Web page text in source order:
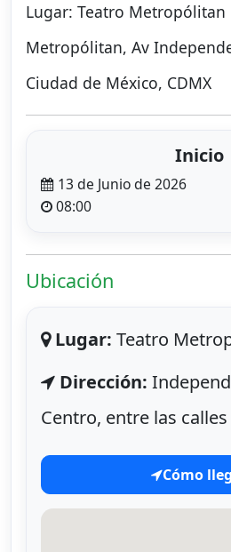
Lugar: Teatro Metropólitan
Metropólitan, Av
Ciudad de México, CDMX
Inicio
13 de Junio de 2026
08:00
Ubicación
Lugar: Teatro
Dirección:
Centro, entre las
Cómo